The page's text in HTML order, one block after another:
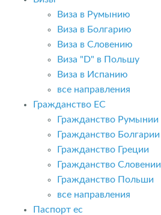
Виза в Румынию
Виза в Болгарию
Виза в Словению
Виза "D" в Польшу
Виза в Испанию
все направления
Гражданство ЕС
Гражданство Румынии
Гражданство Болгарии
Гражданство Греции
Гражданство Словении
Гражданство Польши
все направления
Паспорт ес